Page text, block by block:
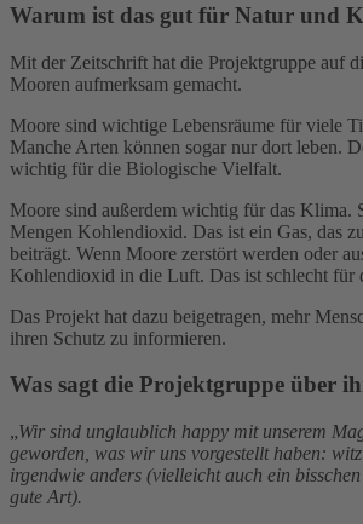
Warum ist das gut für Natur und
Mit der Zeitschrift hat die Projektgruppe auf
Mooren aufmerksam gemacht.
Moore sind wichtige Lebensräume für viele
Manche Arten können sogar nur dort leben.
wichtig für die Biologische Vielfalt.
Moore sind außerdem wichtig für das Klima.
Mengen Kohlendioxid. Das ist ein Gas, das
beiträgt. Wenn Moore zerstört werden oder
Kohlendioxid in die Luft. Das ist schlecht für
Das Projekt hat dazu beigetragen, mehr
ihren Schutz zu informieren.
Was sagt die Projektgruppe über
„Wir sind unglaublich happy mit unserem
geworden, was wir uns vorgestellt haben:
irgendwie anders (vielleicht auch ein
gute Art).